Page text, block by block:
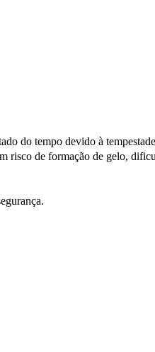
do tempo devido à
risco de formação de gelo,